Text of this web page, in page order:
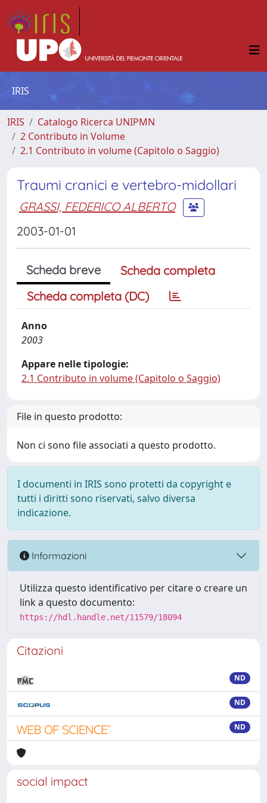
IRIS
IRIS
Catalogo Ricerca UNIPMN
2 Contributo in Volume
2.1 Contributo in volume (Capitolo o Saggio)
Traumi cranici e vertebro-midollari
GRASSI, FEDERICO ALBERTO
2003-01-01
Scheda breve
Scheda completa
Scheda completa (DC)
Anno
2003
Appare nelle tipologie:
2.1 Contributo in volume (Capitolo o Saggio)
File in questo prodotto:
Non ci sono file associati a questo prodotto.
I documenti in IRIS sono protetti da copyright e
tutti i diritti sono riservati, salvo diversa
indicazione.
Informazioni
Utilizza questo identificativo per citare o creare un
link a questo documento:
https://hdl.handle.net/11579/18094
Citazioni
ND
ND
ND
social impact